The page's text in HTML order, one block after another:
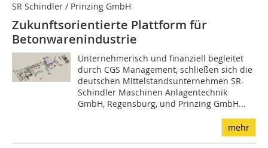
SR Schindler / Prinzing GmbH
Zukunftsorientierte Plattform für
Betonwarenindustrie
Unternehmerisch und finanziell begleitet
durch CGS Management, schließen sich die
deutschen Mittelstandsunternehmen SR-
Schindler Maschinen Anlagentechnik
GmbH, Regensburg, und Prinzing GmbH...
mehr